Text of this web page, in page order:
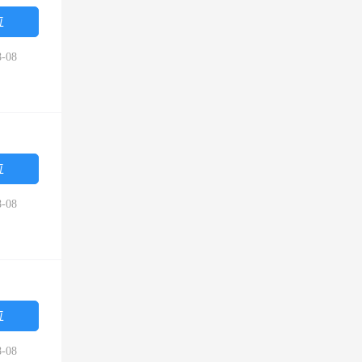
08
08
08